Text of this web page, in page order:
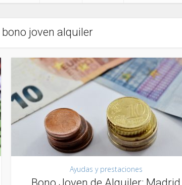
joven alquiler
Ayudas y prestaciones